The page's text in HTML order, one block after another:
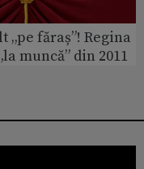
„pe făraș”! Regina
muncă” din 2011